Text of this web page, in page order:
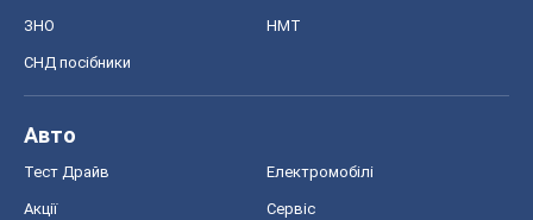
ЗНО НМТ
СНД посібники
Авто
Тест Драйв Електромобілі
Акції Сервіс